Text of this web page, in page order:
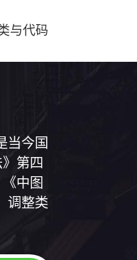
与代码
当今国
第四
中图
调整类